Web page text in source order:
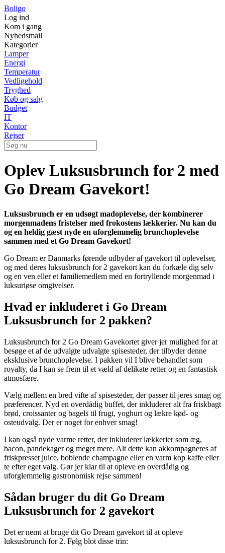
Boligo
Log ind
Kom i gang
Nyhedsmail
Kategorier
Lamper
Energi
Temperatur
Vedligehold
Tryghed
Køb og salg
Budget
IT
Kontor
Rejser
Oplev Luksusbrunch for 2 med
Go Dream Gavekort!
Luksusbrunch er en udsøgt madoplevelse, der kombinerer
morgenmadens fristelser med frokostens lækkerier. Nu kan du
og en heldig gæst nyde en uforglemmelig brunchoplevelse
sammen med et Go Dream Gavekort!
Go Dream er Danmarks førende udbyder af gavekort til oplevelser,
og med deres luksusbrunch for 2 gavekort kan du forkæle dig selv
og en ven eller et familiemedlem med en fortryllende morgenmad i
luksuriøse omgivelser.
Hvad er inkluderet i Go Dream
Luksusbrunch for 2 pakken?
Luksusbrunch for 2 Go Dream Gavekortet giver jer mulighed for at
besøge et af de udvalgte udvalgte spisesteder, der tilbyder denne
eksklusive brunchoplevelse. I pakken vil I blive behandlet som
royalty, da I kan se frem til et væld af delikate retter og en fantastisk
atmosfære.
Vælg mellem en bred vifte af spisesteder, der passer til jeres smag og
præferencer. Nyd en overdådig buffet, der inkluderer alt fra friskbagt
brød, croissanter og bagels til frugt, yoghurt og lækre kød- og
osteudvalg. Der er noget for enhver smag!
I kan også nyde varme retter, der inkluderer lækkerier som æg,
bacon, pandekager og meget mere. Alt dette kan akkompagneres af
friskpresset juice, boblende champagne eller en varm kop kaffe eller
te efter eget valg. Gør jer klar til at opleve en overdådig og
uforglemmelig gastronomisk rejse sammen!
Sådan bruger du dit Go Dream
Luksusbrunch for 2 gavekort
Det er nemt at bruge dit Go Dream gavekort til at opleve
luksusbrunch for 2. Følg blot disse trin: